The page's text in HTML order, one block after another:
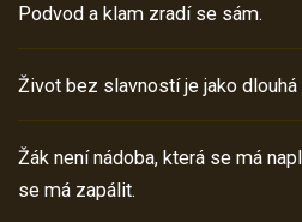
Podvod a klam zradí se sám.
Život bez slavností je jako
Žák není nádoba, která se má
se má zapálit.